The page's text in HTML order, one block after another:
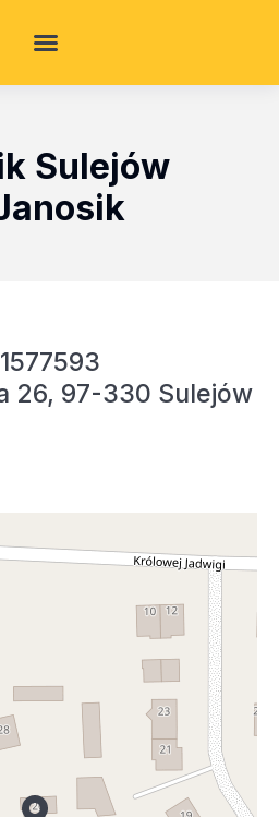
Sulejów
26, 97-330 Sulejów